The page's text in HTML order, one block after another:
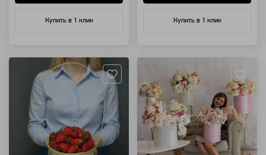
Купить в 1 клик Купить в 1 клик